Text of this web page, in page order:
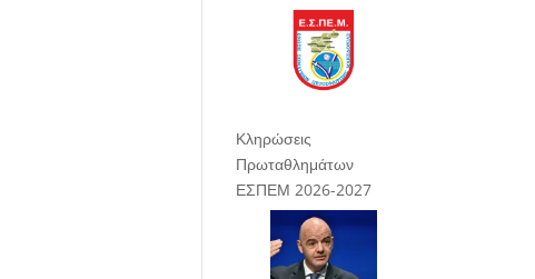
Κληρώσεις
Πρωταθλημάτων
ΕΣΠΕΜ 2026-2027